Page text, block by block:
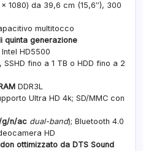
1080) da 39,6 cm (15,6″), 300
multitocco
quinta generazione
HD5500
fino a 1 TB o HDD fino a 2
DDR3L
Ultra HD 4k; SD/MMC con
g/n/ac dual-band); Bluetooth 4.0
HD
ottimizzato da DTS Sound